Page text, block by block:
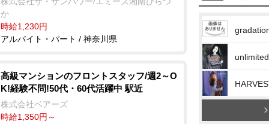
か
時給1,230円
アルバイト・パート / 神奈川県
高級マンションのフロントスタッフ/週2～O
K!経験不問!50代・60代活躍中 駅近
株式会社ベアーズ
時給1,350円～
unlimited